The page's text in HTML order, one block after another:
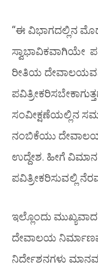
“ಈ ವಿಭಾಗದಲ್ಲಿನ
ಸ್ವಾಭಾವಿಕವಾಗಿಯೇ
ರೀತಿಯ
ಸಂವೀಕ್ಷಣೆಯಲ್ಲಿನ
ನಂಬಿಕೆಯು
ಉದ್ದೇಶ. ಹೀಗೆ ವಿಮಾನ
ಪವಿತ್ರೀಕರಿಸುವಲ್ಲಿ
ಇಲ್ಲೊಂದು
ದೇವಾಲಯ
ನಿರ್ದೇಶನಗಳು